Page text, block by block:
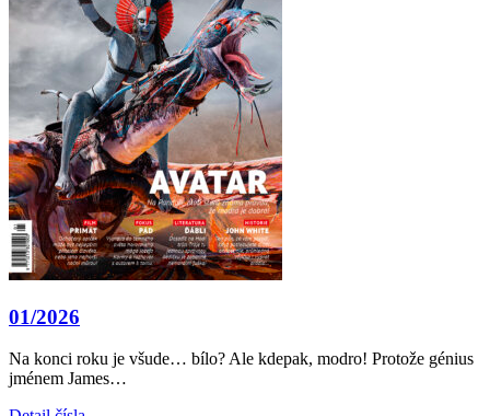
01/2026
Na konci roku je všude… bílo? Ale kdepak, modro! Protože génius
jménem James…